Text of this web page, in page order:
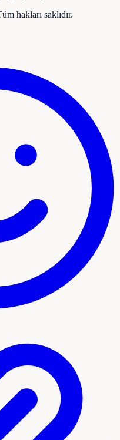
hakları saklıdır.